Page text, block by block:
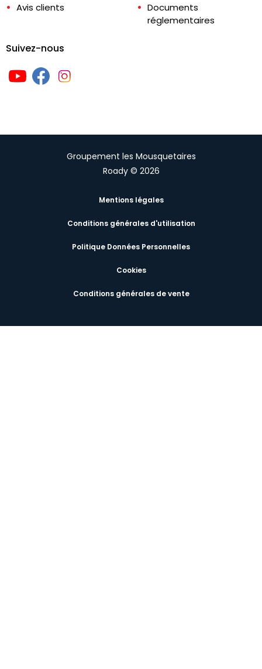
Avis clients
Documents
réglementaires
Suivez-nous
Groupement les Mousquetaires
Roady © 2026
Mentions légales
Conditions générales d'utilisation
Politique Données Personnelles
Cookies
Conditions générales de vente